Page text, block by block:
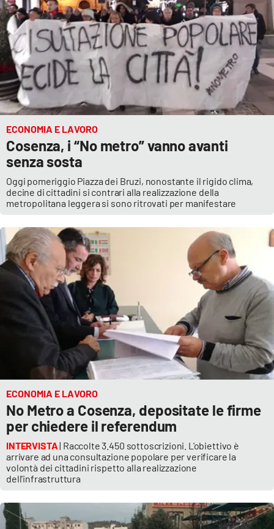
Leggendo Alvaro insieme
Imprese Di Calabria
Le perfidie di Antonella Grippo
Venti di comunicazione
STREAMING
LaC TV
LaC OnAir
EDIZIONI
LOCALI
Catanzaro
Crotone
Vibo Valentia
Reggio Calabria
Cosenza
Lamezia Terme
ECONOMIA E LAVORO
Cosenza, i “No metro” vanno avanti
senza sosta
Oggi pomeriggio Piazza dei Bruzi, nonostante il rigido clima,
decine di cittadini si contrari alla realizzazione della
metropolitana leggera si sono ritrovati per manifestare
ECONOMIA E LAVORO
No Metro a Cosenza, depositate le firme
per chiedere il referendum
INTERVISTA| Raccolte 3.450 sottoscrizioni. L'obiettivo è
arrivare ad una consultazione popolare per verificare la
volontà dei cittadini rispetto alla realizzazione
dell'infrastruttura